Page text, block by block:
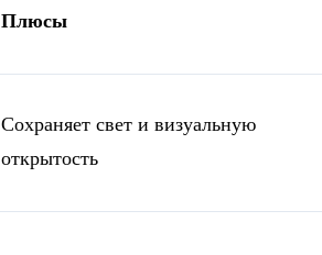
Плюсы
Сохраняет свет и визуальную
открытость